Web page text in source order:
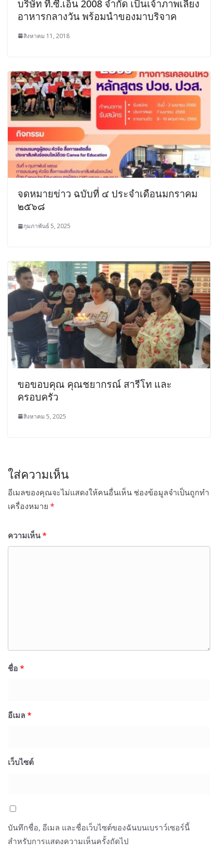
บริษัท ที.ซี.เอ็น 2008 จำกัด เป็นเจ้าภาพเลี้ยง
อาหารกลางวัน พร้อมนำของมาบริจาค
สิงหาคม 11, 2018
จดหมายข่าว ฉบับที่ ๔ ประจำเดือนมกราคม
๒๕๖๘
กุมภาพันธ์ 5, 2025
ขอขอบคุณ คุณชยากรณ์ สารีโท และ
ครอบครัว
สิงหาคม 5, 2025
ใส่ความเห็น
อีเมลของคุณจะไม่แสดงให้คนอื่นเห็น ช่องข้อมูลจำเป็นถูกทำ
เครื่องหมาย *
ความเห็น*
ชื่อ *
อีเมล *
เว็บไซต์
บันทึกชื่อ, อีเมล และชื่อเว็บไซต์ของฉันบนเบราว์เซอร์นี้
สำหรับการแสดงความเห็นครั้งถัดไป